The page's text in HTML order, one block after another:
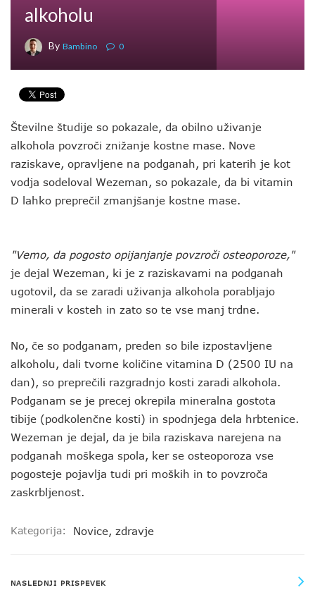
alkoholu
By Bambino 0
Številne študije so pokazale, da obilno uživanje
alkohola povzroči znižanje kostne mase. Nove
raziskave, opravljene na podganah, pri katerih je kot
vodja sodeloval Wezeman, so pokazale, da bi vitamin
D lahko preprečil zmanjšanje kostne mase.
"Vemo, da pogosto opijanjanje povzroči osteoporoze,"
je dejal Wezeman, ki je z raziskavami na podganah
ugotovil, da se zaradi uživanja alkohola porabljajo
minerali v kosteh in zato so te vse manj trdne.
No, če so podganam, preden so bile izpostavljene
alkoholu, dali tvorne količine vitamina D (2500 IU na
dan), so preprečili razgradnjo kosti zaradi alkohola.
Podganam se je precej okrepila mineralna gostota
tibije (podkolenčne kosti) in spodnjega dela hrbtenice.
Wezeman je dejal, da je bila raziskava narejena na
podganah moškega spola, ker se osteoporoza vse
pogosteje pojavlja tudi pri moških in to povzroča
zaskrbljenost.
Kategorija: Novice, zdravje
NASLEDNJI PRISPEVEK